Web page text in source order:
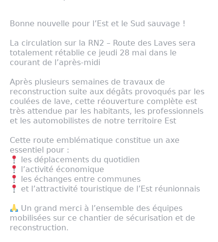
Bonne nouvelle pour l’Est et le Sud sauvage !
La circulation sur la RN2 – Route des Laves sera
totalement rétablie ce jeudi 28 mai dans le
courant de l’après-midi
Après plusieurs semaines de travaux de
reconstruction suite aux dégâts provoqués par les
coulées de lave, cette réouverture complète est
très attendue par les habitants, les professionnels
et les automobilistes de notre territoire Est
Cette route emblématique constitue un axe
essentiel pour :
les déplacements du quotidien
l’activité économique
les échanges entre communes
et l’attractivité touristique de l’Est réunionnais
Un grand merci à l’ensemble des équipes
mobilisées sur ce chantier de sécurisation et de
reconstruction.